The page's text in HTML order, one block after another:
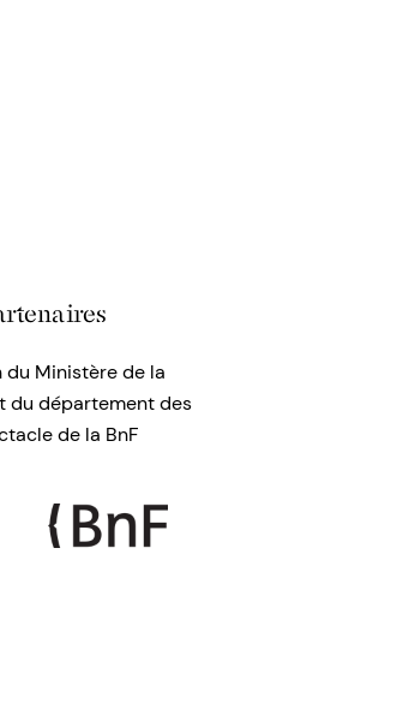
du Ministère de la
du département des
de la BnF